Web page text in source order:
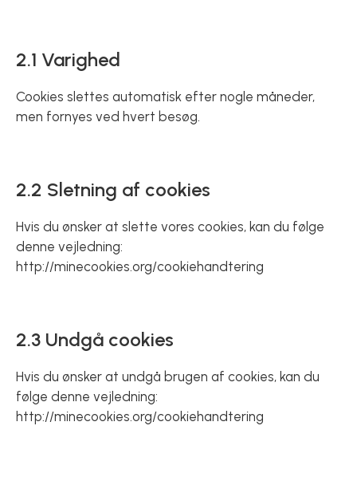
2.1 Varighed
Cookies slettes automatisk efter nogle måneder,
men fornyes ved hvert besøg.
2.2 Sletning af cookies
Hvis du ønsker at slette vores cookies, kan du følge
denne vejledning:
http://minecookies.org/cookiehandtering
2.3 Undgå cookies
Hvis du ønsker at undgå brugen af cookies, kan du
følge denne vejledning:
http://minecookies.org/cookiehandtering